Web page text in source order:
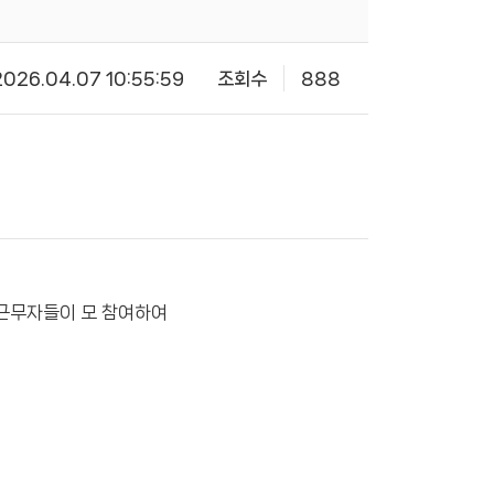
10:55:59 조회수 888
무자들이 모 참여하여